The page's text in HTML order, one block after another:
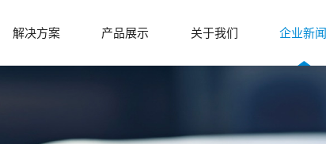
解决方案 产品展示 关于我们 企业新闻